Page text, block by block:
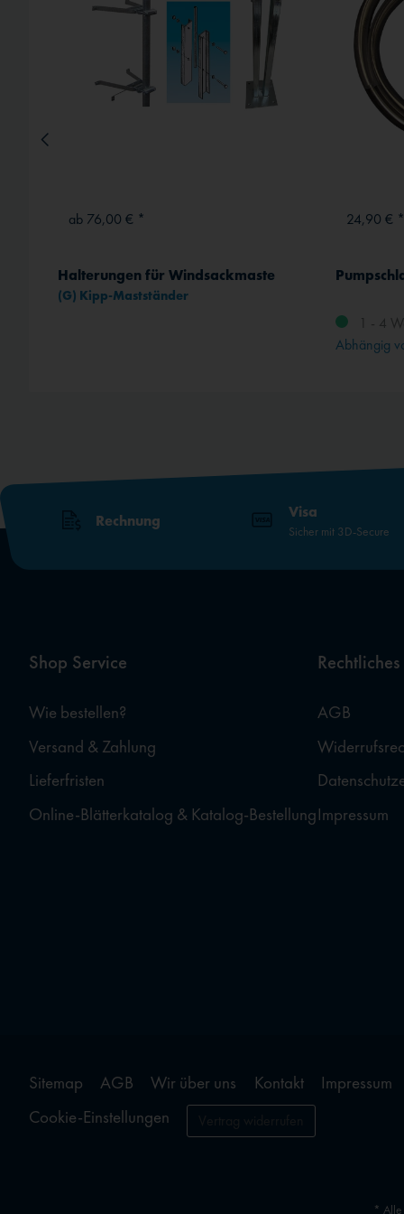
ab 76,00 € *
Halterungen für Windsackmaste
(G) Kipp-Mastständer
24,90 € *
1 - 4
Abhängig
Rechnung Visa
Sicher mit 3D-Secure
Shop Service
Wie bestellen?
Versand & Zahlung
Lieferfristen
Online-Blätterkatalog & Katalog-Bestellung
Rechtliches
AGB
Impressum
Sitemap AGB Wir über uns Kontakt Impressum
Cookie-Einstellungen
* Alle